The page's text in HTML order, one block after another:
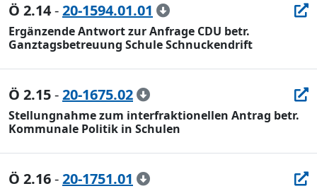
Ö 2.14-20-1594.01.01
Ergänzende Antwort zur Anfrage CDU betr.
Ganztagsbetreuung Schule Schnuckendrift
Ö 2.15-20-1675.02
Stellungnahme zum interfraktionellen Antrag betr.
Kommunale Politik in Schulen
Ö 2.16-20-1751.01